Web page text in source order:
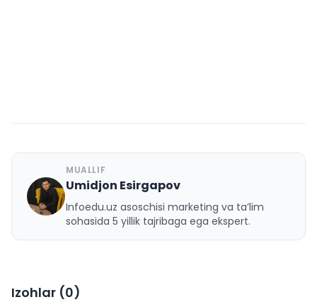
U
MUALLIF
Umidjon Esirgapov
Infoedu.uz asoschisi marketing va ta’lim
sohasida 5 yillik tajribaga ega ekspert.
Izohlar (0)